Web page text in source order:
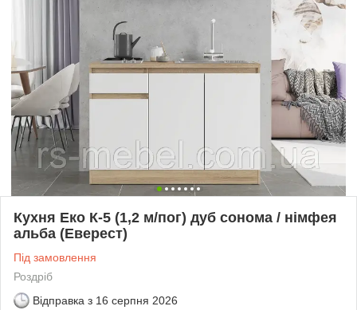
Кухня Еко К-5 (1,2 м/пог) дуб сонома / німфея
альба (Еверест)
Під замовлення
Роздріб
Відправка з 16 серпня 2026